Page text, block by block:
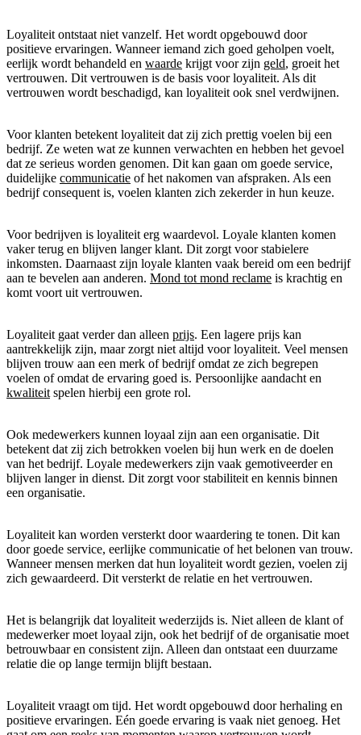
Loyaliteit ontstaat niet vanzelf. Het wordt opgebouwd door
positieve ervaringen. Wanneer iemand zich goed geholpen voelt,
eerlijk wordt behandeld en waarde krijgt voor zijn geld, groeit het
vertrouwen. Dit vertrouwen is de basis voor loyaliteit. Als dit
vertrouwen wordt beschadigd, kan loyaliteit ook snel verdwijnen.
Voor klanten betekent loyaliteit dat zij zich prettig voelen bij een
bedrijf. Ze weten wat ze kunnen verwachten en hebben het gevoel
dat ze serieus worden genomen. Dit kan gaan om goede service,
duidelijke communicatie of het nakomen van afspraken. Als een
bedrijf consequent is, voelen klanten zich zekerder in hun keuze.
Voor bedrijven is loyaliteit erg waardevol. Loyale klanten komen
vaker terug en blijven langer klant. Dit zorgt voor stabielere
inkomsten. Daarnaast zijn loyale klanten vaak bereid om een bedrijf
aan te bevelen aan anderen. Mond tot mond reclame is krachtig en
komt voort uit vertrouwen.
Loyaliteit gaat verder dan alleen prijs. Een lagere prijs kan
aantrekkelijk zijn, maar zorgt niet altijd voor loyaliteit. Veel mensen
blijven trouw aan een merk of bedrijf omdat ze zich begrepen
voelen of omdat de ervaring goed is. Persoonlijke aandacht en
kwaliteit spelen hierbij een grote rol.
Ook medewerkers kunnen loyaal zijn aan een organisatie. Dit
betekent dat zij zich betrokken voelen bij hun werk en de doelen
van het bedrijf. Loyale medewerkers zijn vaak gemotiveerder en
blijven langer in dienst. Dit zorgt voor stabiliteit en kennis binnen
een organisatie.
Loyaliteit kan worden versterkt door waardering te tonen. Dit kan
door goede service, eerlijke communicatie of het belonen van trouw.
Wanneer mensen merken dat hun loyaliteit wordt gezien, voelen zij
zich gewaardeerd. Dit versterkt de relatie en het vertrouwen.
Het is belangrijk dat loyaliteit wederzijds is. Niet alleen de klant of
medewerker moet loyaal zijn, ook het bedrijf of de organisatie moet
betrouwbaar en consistent zijn. Alleen dan ontstaat een duurzame
relatie die op lange termijn blijft bestaan.
Loyaliteit vraagt om tijd. Het wordt opgebouwd door herhaling en
positieve ervaringen. Eén goede ervaring is vaak niet genoeg. Het